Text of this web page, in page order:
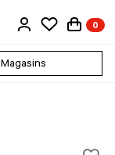
0
Magasins